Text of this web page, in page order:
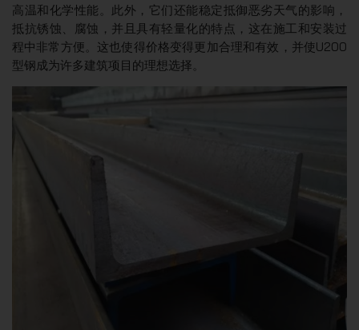
高温和化学性能。此外，它们还能稳定抵御恶劣天气的影响，
抵抗锈蚀、腐蚀，并且具有轻量化的特点，这在施工和安装过
程中非常方便。这也使得价格变得更加合理和有效，并使U200
型钢成为许多建筑项目的理想选择。